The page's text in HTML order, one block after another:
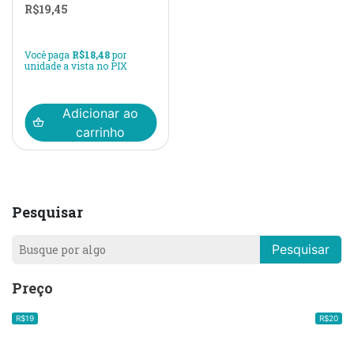
Pesquisar
Pesquisar
Preço
R$19 R$20
R$19,45
Você paga R$18,48por
unidade a vista no PIX
Adicionar ao
carrinho